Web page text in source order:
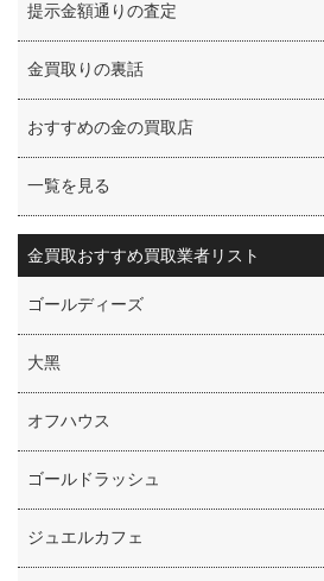
提示金額通りの査定
金買取りの裏話
おすすめの金の買取店
一覧を見る
金買取おすすめ買取業者リスト
ゴールディーズ
⼤⿊
オフハウス
ゴールドラッシュ
ジュエルカフェ